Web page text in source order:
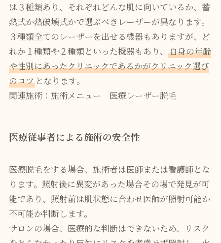
は３種類あり、それぞれどんな肌に向いているか、蓄
熱式か熱破壊式かで選ぶべきレーザーが異なります。
３種類全てのレーザーを出せる機器もありますが、ど
れか１種類や２種類といった機器もあり、 自身の年齢
や性別にあったクリニックであるかがクリニック選び
のコツとなります。
関連施術： 施術メニュー 医療レーザー脱毛
医療従事者による施術の安全性
医療脱毛をする場合、施術者は医師または看護師とな
ります。照射後に異変があった場合その場で発見が可
能であり、照射前は肌状態に合わせ医師が照射可能か
不可能か判断します。
サロンの場合、医療的な判断はできないため、リスク